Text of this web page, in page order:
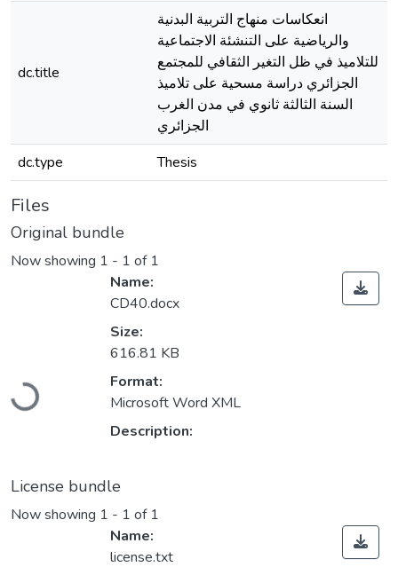
dc.title
انعكاسات منهاج التربية البدنية
والرياضية على التنشئة الاجتماعية
للتلاميذ في ظل التغير الثقافي للمجتمع
الجزائري دراسة مسحية على تلاميذ
السنة الثالثة ثانوي في مدن الغرب
الجزائري
dc.type Thesis
Files
Original bundle
Now showing 1 - 1 of 1
Loading...
Name:
CD40.docx
Size:
616.81 KB
Format:
Microsoft Word XML
Description:
License bundle
Now showing 1 - 1 of 1
Name:
license.txt